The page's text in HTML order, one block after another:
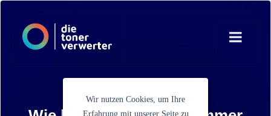
Wir nutzen Cookies, um Ihre
Erfahrung mit unserer Seite zu